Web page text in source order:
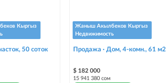
Кыргыз
50 соток
Жаныш Акылбеков Кыргыз
Недвижимость
Продажа · Дом, 4-комн., 61 м2
$ 182 000
15 941 380 сом